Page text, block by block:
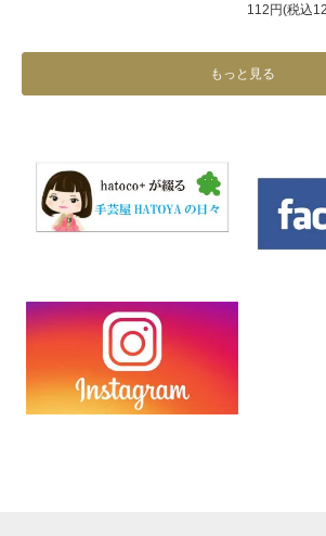
112円(税込
もっと見る